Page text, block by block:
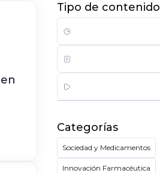
Tipo de contenido
Categorías
Sociedad y Medicamentos
Innovación Farmacéutica